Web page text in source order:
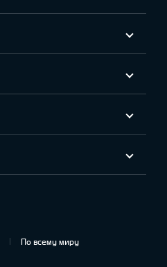
По всему миру